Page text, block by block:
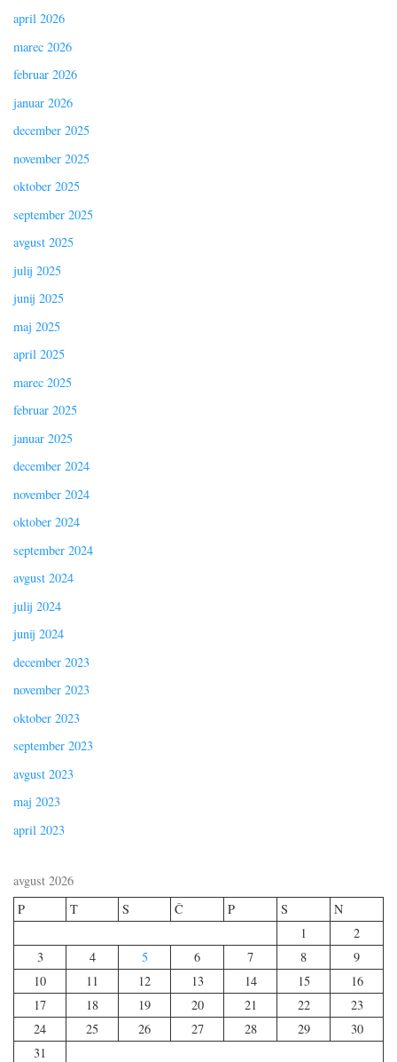
april 2026
marec 2026
februar 2026
januar 2026
december 2025
november 2025
oktober 2025
september 2025
avgust 2025
julij 2025
junij 2025
maj 2025
april 2025
marec 2025
februar 2025
januar 2025
december 2024
november 2024
oktober 2024
september 2024
avgust 2024
julij 2024
junij 2024
december 2023
november 2023
oktober 2023
september 2023
avgust 2023
maj 2023
april 2023
avgust 2026
P
T S Č P S
N
1
2
3
4 5 6 7 8
9
10
11 12 13 14 15
16
17
18 19 20 21 22
23
24
25 26 27 28 29
30
31